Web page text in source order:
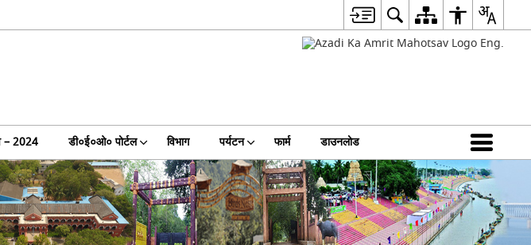
– 2024 डी०ई०ओ० पोर्टल विभाग पर्यटन फार्म डाउनलोड